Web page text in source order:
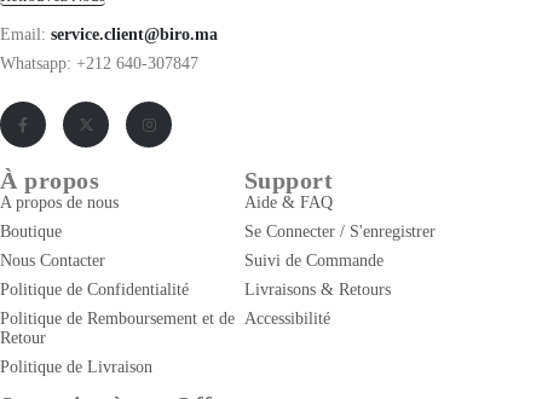
Email: service.client@biro.ma
Whatsapp: +212 640-307847
À propos
A propos de nous
Boutique
Nous Contacter
Politique de Confidentialité
Politique de Remboursement et de
Retour
Politique de Livraison
Support
Aide & FAQ
Se Connecter / S'enregistrer
Suivi de Commande
Livraisons & Retours
Accessibilité